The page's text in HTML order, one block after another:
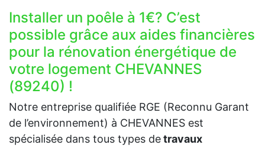
Installer un poêle à 1€? C’est
possible grâce aux aides financières
pour la rénovation énergétique de
votre logement CHEVANNES
(89240) !
Notre entreprise qualifiée RGE (Reconnu Garant
de l’environnement) à CHEVANNES est
spécialisée dans tous types detravaux